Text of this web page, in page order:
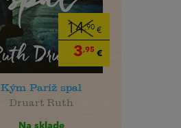
14,90 €
3,95 €
Kým Paríž spal
Druart Ruth
Na sklade